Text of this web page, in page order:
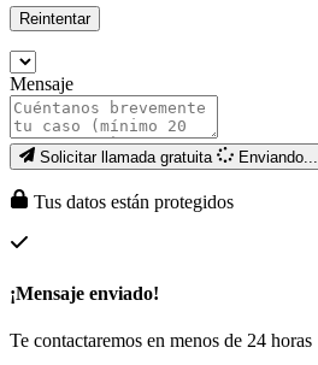
Reintentar
Mensaje
Solicitar llamada gratuita Enviando...
Tus datos están protegidos
¡Mensaje enviado!
Te contactaremos en menos de 24 horas